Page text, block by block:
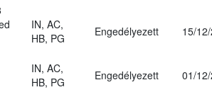
IN, AC,
HB, PG
Engedélyezett 15/
IN, AC,
HB, PG
Engedélyezett
01/